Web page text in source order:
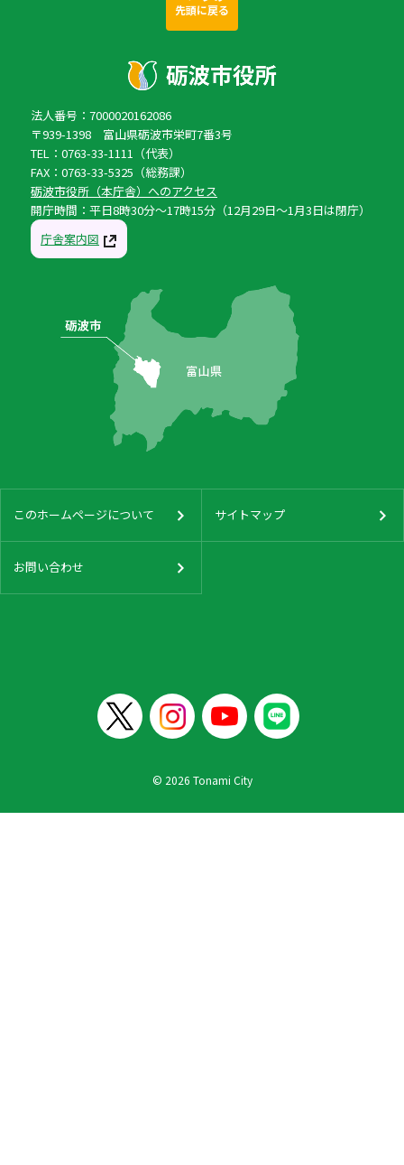
先頭に戻る
法人番号：7000020162086
〒939-1398 富山県砺波市栄町7番3号
TEL：0763-33-1111（代表）
FAX：0763-33-5325（総務課）
砺波市役所（本庁舎）へのアクセス
開庁時間：平日8時30分〜17時15分（12月29日〜1月3日は閉庁）
庁舎案内図
このホームページについて サイトマップ
お問い合わせ
© 2026 Tonami City